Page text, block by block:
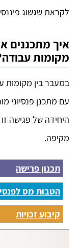
לקראת שגשוג
איך מתכננים
מקומות
במעבר בין מקומות
עם מתכנן פנסיוני
היחידה של פגישה
מקיפה.
תכנון פרישה
הטבות מס
קיבוע זכויות